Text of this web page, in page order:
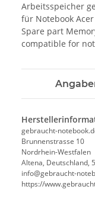
Arbeitsspeicher
für Notebook
Spare part
compatible for
gebraucht-
Brunnenstrasse 10
Nordrhein-Westfalen
Altena, Deutschland,
info@gebraucht-
https://